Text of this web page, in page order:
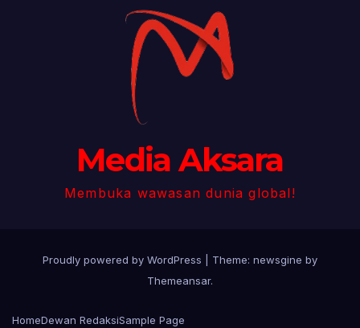
Media Aksara
Membuka wawasan dunia global!
Proudly powered by WordPress
Theme: newsgine by
Themeansar.
HomeDewan RedaksiSample Page